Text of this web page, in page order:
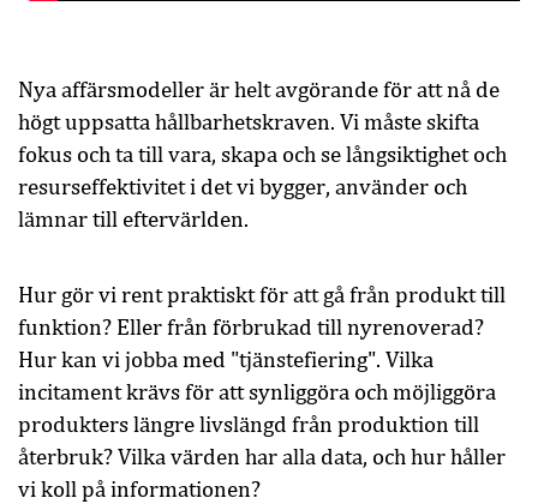
Nya affärsmodeller är helt avgörande för att nå de
högt uppsatta hållbarhetskraven. Vi måste skifta
fokus och ta till vara, skapa och se långsiktighet och
resurseffektivitet i det vi bygger, använder och
lämnar till eftervärlden.
Hur gör vi rent praktiskt för att gå från produkt till
funktion? Eller från förbrukad till nyrenoverad?
Hur kan vi jobba med "tjänstefiering". Vilka
incitament krävs för att synliggöra och möjliggöra
produkters längre livslängd från produktion till
återbruk? Vilka värden har alla data, och hur håller
vi koll på informationen?